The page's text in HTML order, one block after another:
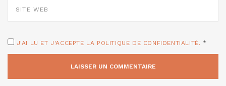
WEB
J'AI LU ET J'ACCEPTE LA POLITIQUE DE CONFIDENTIALITÉ. *